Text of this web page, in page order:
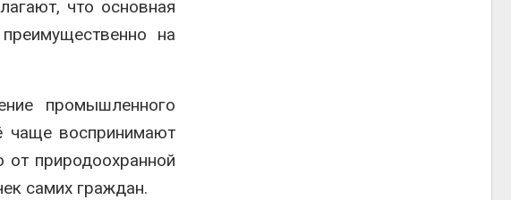
что основная
на
промышленного
чаще воспринимают
от природоохранной
самих граждан.